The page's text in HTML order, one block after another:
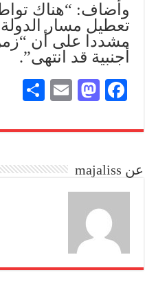
وأضاف: “هناك
تعطيل مسار
مشددا على أن
أجنبية قد انتهى”.
Fa
bo
M
to
n
E
ail
re
عن majaliss